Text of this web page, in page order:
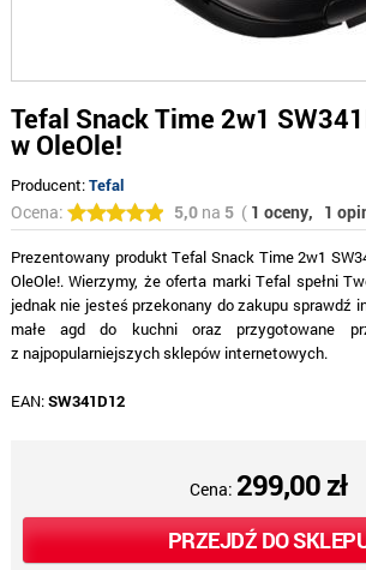
Tefal Snack Time 2w1
w OleOle!
Producent:Tefal
Ocena: 5,0na 5( 1 oceny, 1
Prezentowany produkt Tefal Snack Time 2w1
OleOle!. Wierzymy, że oferta marki Tefal spełni
jednak nie jesteś przekonany do zakupu sprawdź
małe agd do kuchni oraz przygotowane
z najpopularniejszych sklepów internetowych.
EAN:SW341D12
Cena: 299,00 zł
PRZEJDŹ DO